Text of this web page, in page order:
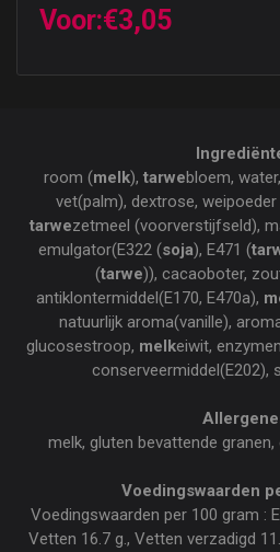
Voor:€3,05
room (melk), tarwebloem,
vet(palm), dextrose, weipoeder
tarwezetmeel (voorverstijfseld),
emulgator(E322 (soja), E471 (
(tarwe)), cacaoboter,
antiklontermiddel(E170, E470a),
natuurlijk aroma(vanille),
glucosestroop, melkeiwit,
conserveermiddel(E202),
melk, gluten bevattende
Voedingswaarden
Voedingswaarden per 100 gram :
Vetten 16.7 g., Vetten verzadigd